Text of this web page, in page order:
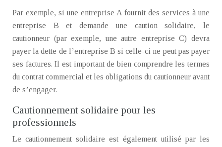
Par exemple, si une entreprise A fournit des services à une
entreprise B et demande une caution solidaire, le
cautionneur (par exemple, une autre entreprise C) devra
payer la dette de l’entreprise B si celle-ci ne peut pas payer
ses factures. Il est important de bien comprendre les termes
du contrat commercial et les obligations du cautionneur avant
de s’engager.
Cautionnement solidaire pour les
professionnels
Le cautionnement solidaire est également utilisé par les